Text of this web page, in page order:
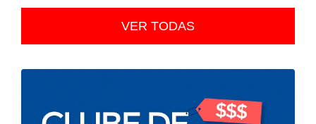
VER TODAS